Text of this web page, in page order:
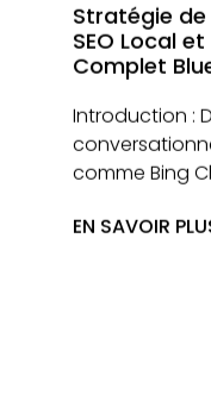
Complet
Introduction :
comme Bing
EN SAVOIR